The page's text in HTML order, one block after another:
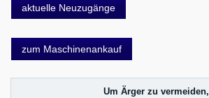
aktuelle Neuzugänge
zum Maschinenankauf
Um Ärger zu vermeiden,